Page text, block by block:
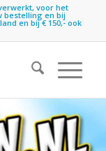
voor het
bestelling en bij
en bij € 150,- ook